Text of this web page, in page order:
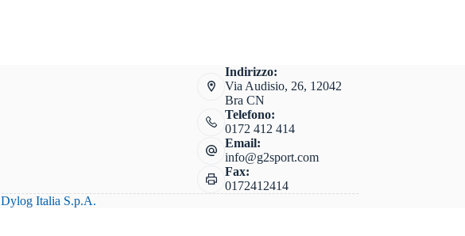
Indirizzo:
Via Audisio, 26, 12042
Bra CN
Telefono:
0172 412 414
Email:
info@g2sport.com
Fax:
0172412414
Dylog Italia S.p.A.